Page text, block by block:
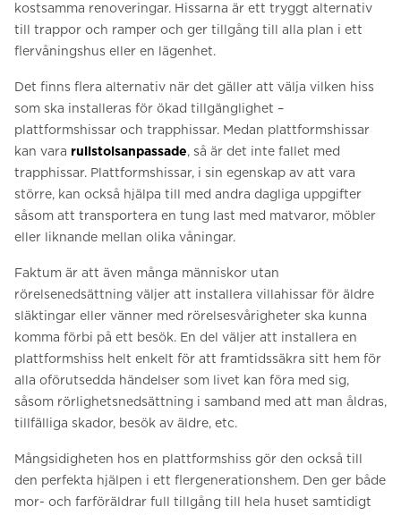
kostsamma renoveringar. Hissarna är ett tryggt alternativ
till trappor och ramper och ger tillgång till alla plan i ett
flervåningshus eller en lägenhet.
Det finns flera alternativ när det gäller att välja vilken hiss
som ska installeras för ökad tillgänglighet –
plattformshissar och trapphissar. Medan plattformshissar
kan vara rullstolsanpassade, så är det inte fallet med
trapphissar. Plattformshissar, i sin egenskap av att vara
större, kan också hjälpa till med andra dagliga uppgifter
såsom att transportera en tung last med matvaror, möbler
eller liknande mellan olika våningar.
Faktum är att även många människor utan
rörelsenedsättning väljer att installera villahissar för äldre
släktingar eller vänner med rörelsesvårigheter ska kunna
komma förbi på ett besök. En del väljer att installera en
plattformshiss helt enkelt för att framtidssäkra sitt hem för
alla oförutsedda händelser som livet kan föra med sig,
såsom rörlighetsnedsättning i samband med att man åldras,
tillfälliga skador, besök av äldre, etc.
Mångsidigheten hos en plattformshiss gör den också till
den perfekta hjälpen i ett flergenerationshem. Den ger både
mor- och farföräldrar full tillgång till hela huset samtidigt